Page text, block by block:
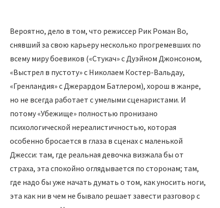
Вероятно, дело в том, что режиссер Рик Роман Во,
снявший за свою карьеру несколько прогремевших по
всему миру боевиков («Стукач» с Дуэйном Джонсоном,
«Выстрел в пустоту» с Николаем Костер-Вальдау,
«Гренландия» с Джерардом Батлером), хорош в жанре,
но не всегда работает с умелыми сценаристами. И
потому «Убежище» полностью пронизано
психологической нереалистичностью, которая
особенно бросается в глаза в сценах с маленькой
Джесси: там, где реальная девочка визжала бы от
страха, эта спокойно оглядывается по сторонам; там,
где надо бы уже начать думать о том, как уносить ноги,
эта как ни в чем не бывало решает завести разговор с